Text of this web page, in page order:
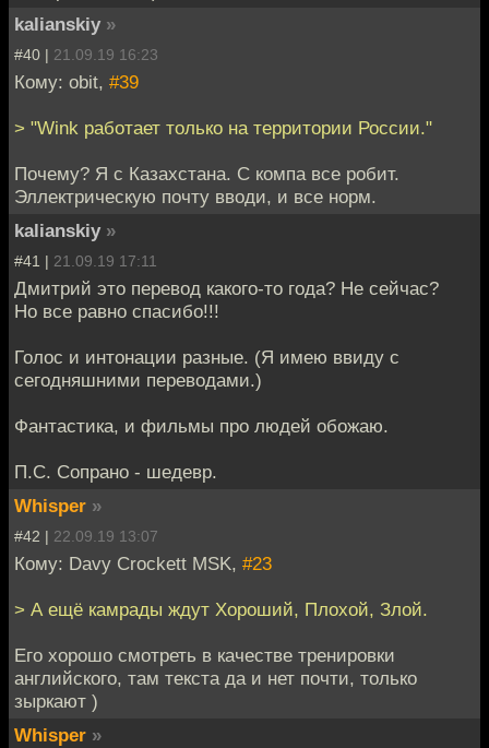
kalianskiy »
#40 | 21.09.19 16:23
Кому: obit, #39
> "Wink работает только на территории России."
Почему? Я с Казахстана. С компа все робит.
Эллектрическую почту вводи, и все норм.
kalianskiy »
#41 | 21.09.19 17:11
Дмитрий это перевод какого-то года? Не сейчас?
Но все равно спасибо!!!
Голос и интонации разные. (Я имею ввиду с
сегодняшними переводами.)
Фантастика, и фильмы про людей обожаю.
П.С. Сопрано - шедевр.
Whisper »
#42 | 22.09.19 13:07
Кому: Davy Crockett MSK, #23
> А ещё камрады ждут Хороший, Плохой, Злой.
Его хорошо смотреть в качестве тренировки
английского, там текста да и нет почти, только
зыркают )
Whisper »